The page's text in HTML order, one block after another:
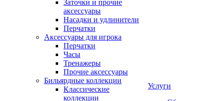
Заточки и прочие
аксессуары
Насадки и удлинители
Перчатки
Аксессуары для игрока
Перчатки
Часы
Тренажеры
Прочие аксессуары
Бильярдные коллекции
Классические
коллекции
Услуги